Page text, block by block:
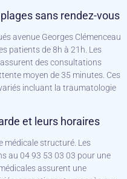
sans rendez-vous
avenue Georges Clémenceau
patients de 8h à 21h. Les
des consultations
moyen de 35 minutes. Ces
incluant la traumatologie
et leurs horaires
médicale structuré. Les
au 04 93 53 03 03 pour une
assurent une